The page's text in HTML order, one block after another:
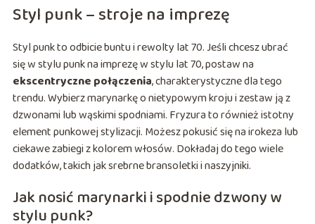
Styl punk – stroje na imprezę
Styl punk to odbicie buntu i rewolty lat 70. Jeśli chcesz ubrać
się w stylu punk na imprezę w stylu lat 70, postaw na
ekscentryczne połączenia, charakterystyczne dla tego
trendu. Wybierz marynarkę o nietypowym kroju i zestaw ją z
dzwonami lub wąskimi spodniami. Fryzura to również istotny
element punkowej stylizacji. Możesz pokusić się na irokeza lub
ciekawe zabiegi z kolorem włosów. Dokładaj do tego wiele
dodatków, takich jak srebrne bransoletki i naszyjniki.
Jak nosić marynarki i spodnie dzwony w
stylu punk?